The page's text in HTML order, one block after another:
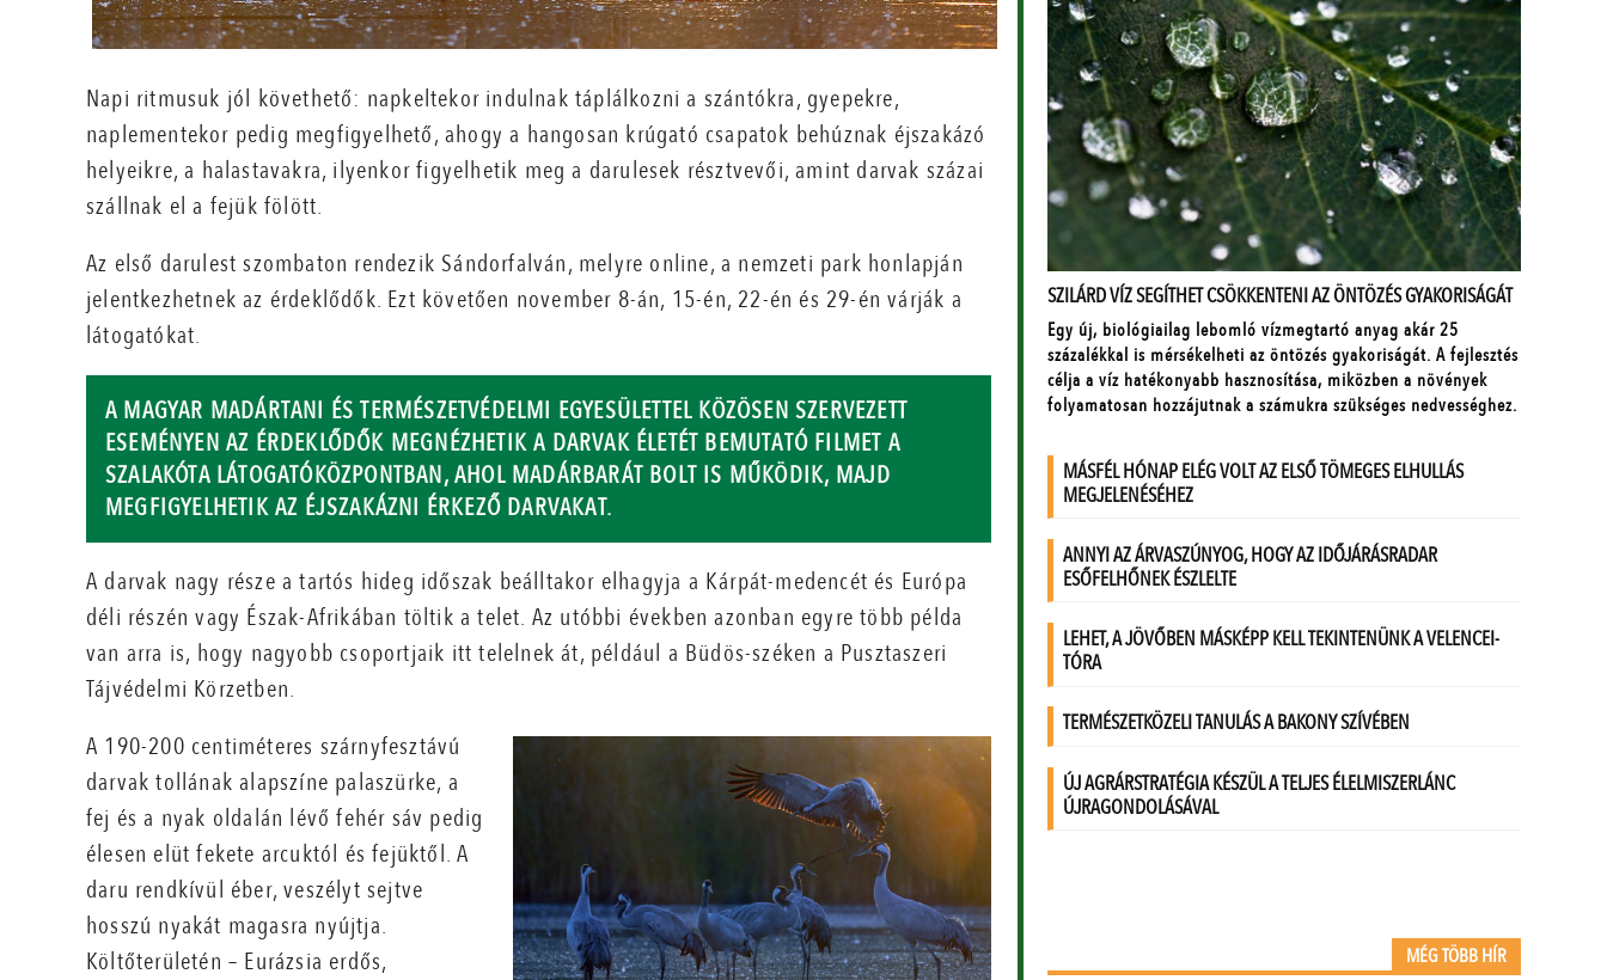
Napi ritmusuk jól követhető: napkeltekor indulnak táplálkozni a szántókra, gyepekre,
naplementekor pedig megfigyelhető, ahogy a hangosan krúgató csapatok behúznak éjszakázó
helyeikre, a halastavakra, ilyenkor figyelhetik meg a darulesek résztvevői, amint darvak százai
szállnak el a fejük fölött.
Az első darulest szombaton rendezik Sándorfalván, melyre online, a nemzeti park honlapján
jelentkezhetnek az érdeklődők. Ezt követően november 8-án, 15-én, 22-én és 29-én várják a
látogatókat.
A MAGYAR MADÁRTANI ÉS TERMÉSZETVÉDELMI EGYESÜLETTEL KÖZÖSEN SZERVEZETT
ESEMÉNYEN AZ ÉRDEKLŐDŐK MEGNÉZHETIK A DARVAK ÉLETÉT BEMUTATÓ FILMET A
SZALAKÓTA LÁTOGATÓKÖZPONTBAN, AHOL MADÁRBARÁT BOLT IS MŰKÖDIK, MAJD
MEGFIGYELHETIK AZ ÉJSZAKÁZNI ÉRKEZŐ DARVAKAT.
A darvak nagy része a tartós hideg időszak beálltakor elhagyja a Kárpát-medencét és Európa
déli részén vagy Észak-Afrikában töltik a telet. Az utóbbi években azonban egyre több példa
van arra is, hogy nagyobb csoportjaik itt telelnek át, például a Büdös-széken a Pusztaszeri
Tájvédelmi Körzetben.
A 190-200 centiméteres szárnyfesztávú
darvak tollának alapszíne palaszürke, a
fej és a nyak oldalán lévő fehér sáv pedig
élesen elüt fekete arcuktól és fejüktől. A
daru rendkívül éber, veszélyt sejtve
hosszú nyakát magasra nyújtja.
Költőterületén – Eurázsia erdős,
MÉG TÖBB HÍR